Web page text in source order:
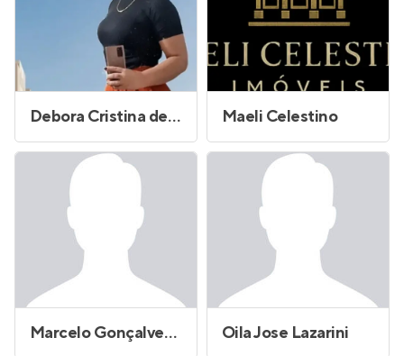
Debora Cristina de Souza Piemontez Maeli Celestino
Marcelo Gonçalves Pereira Oila Jose Lazarini